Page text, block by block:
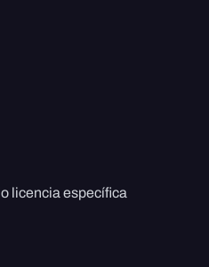
licencia específica